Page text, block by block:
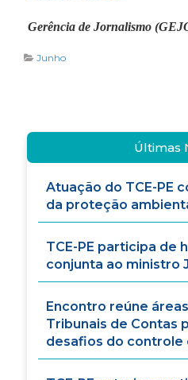
Gerência de Jornalismo
Junho
Últimas
Atuação do TCE-PE
da proteção
TCE-PE participa de
conjunta ao ministro
Encontro reúne
Tribunais de Contas
desafios do controle